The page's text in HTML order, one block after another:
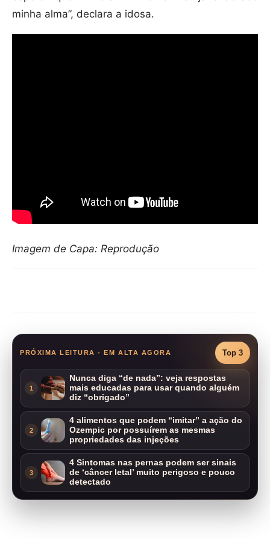
minha alma”, declara a idosa.
Imagem de Capa: Reprodução
PRÓXIMA LEITURA - EM ALTA AGORA Top 3
1
Nunca diga “de nada”: veja respostas
mais educadas para usar quando alguém
diz “obrigado”
2
4 alimentos que podem “imitar” a ação do
Ozempic por possuírem as mesmas
propriedades das injeções
3
4 Sintomas nas pernas podem ser sinais
de ‘câncer letal’ muito perigoso e pouco
detectado